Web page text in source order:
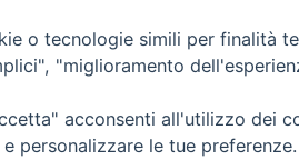
o tecnologie simili per finalità
"miglioramento
acconsenti all'utilizzo dei
personalizzare le tue